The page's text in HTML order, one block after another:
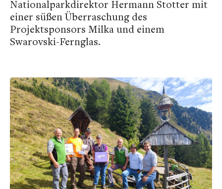
Nationalparkdirektor Hermann Stotter mit
einer süßen Überraschung des
Projektsponsors Milka und einem
Swarovski-Fernglas.